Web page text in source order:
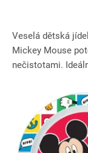
Veselá dětská
Mickey Mouse
nečistotami.